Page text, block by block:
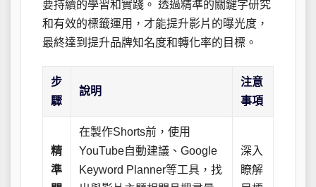
要持續的學習和實踐。 透過精準的關鍵字研究
和有效的標籤運用，才能提升影片的曝光度，
最終達到提升品牌知名度和轉化率的目標。
步
驟
說明
注意
事項
精
準
在製作Shorts前，使用
YouTube自動建議、Google
Keyword Planner等工具，找
深入
瞭解